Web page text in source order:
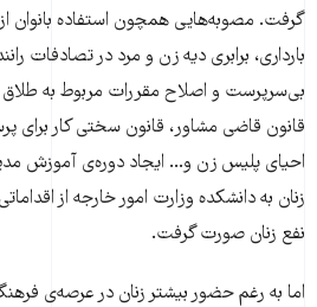
گرفت. مصوبه‌هایی همچون استفاده بانوان
بارداری، برابری دیه زن و مرد در تصادفات
بی‌سرپرست و اصلاح مقررات مربوط به طلاق
قانون قاضی مشاور، قانون سختی کار برای
احیای پلیس زن و... ایجاد دوره‌ی آموزش
زنان به دانشکده وزارت امور خارجه از
نفع زنان صورت گرفت.
اما به رغم حضور بیشتر زنان در عرصه‌ی